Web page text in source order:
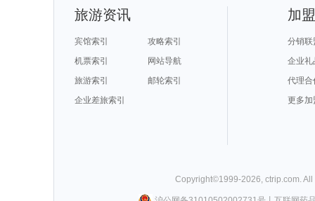
旅游资讯
宾馆索引
攻略索引
机票索引
网站导航
旅游索引
邮轮索引
企业差旅索引
加
分销联
企业礼
代理合
更多加
Copyright©1999-2026 ctrip.com .